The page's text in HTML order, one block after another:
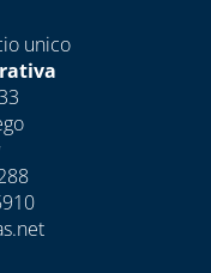
unico